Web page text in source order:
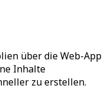
über die Web-App
Inhalte
zu erstellen.